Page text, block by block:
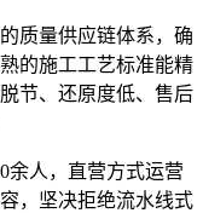
质量供应链体系，确
的施工工艺标准能精
节、还原度低、售后
余人，直营方式运营
，坚决拒绝流水线式